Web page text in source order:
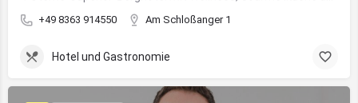
+49 8363 914550 Am Schloßanger 1
Hotel und Gastronomie